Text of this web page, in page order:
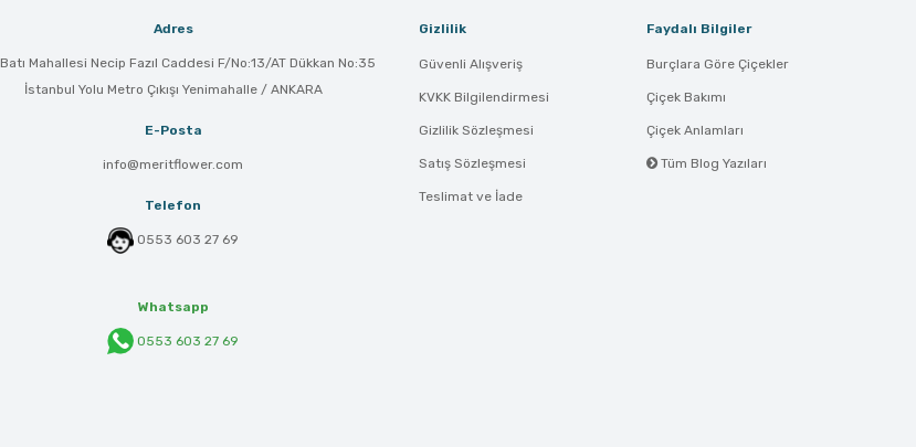
Adres
Mahallesi Necip Fazıl Caddesi F/No:13/AT Dükkan No:35
İstanbul Yolu Metro Çıkışı Yenimahalle / ANKARA
E-Posta
info@meritflower.com
Telefon
0553 603 27 69
Whatsapp
0553 603 27 69
Gizlilik
Güvenli Alışveriş
KVKK Bilgilendirmesi
Gizlilik Sözleşmesi
Satış Sözleşmesi
Teslimat ve İade
Faydalı Bilgiler
Burçlara Göre Çiçekler
Çiçek Bakımı
Çiçek Anlamları
Tüm Blog Yazıları